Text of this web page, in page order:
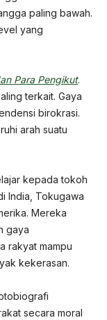
paling bawah.
yang
Para Pengikut.
terkait. Gaya
birokrasi.
arah suatu
kepada tokoh
India, Tokugawa
Mereka
gaya
rakyat mampu
kekerasan.
secara moral